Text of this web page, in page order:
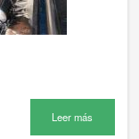
Leer más